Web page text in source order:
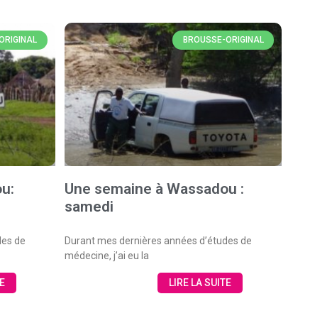
de
BROUSSE-ORIGINAL
Une semaine à Wassadou :
samedi
Durant mes dernières années d’études de
médecine, j’ai eu la
LIRE LA SUITE